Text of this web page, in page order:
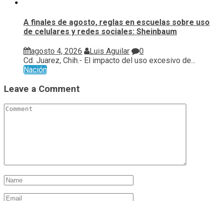
A finales de agosto, reglas en escuelas sobre uso
de celulares y redes sociales: Sheinbaum
agosto 4, 2026 Luis Aguilar
0
Cd. Juarez, Chih.- El impacto del uso excesivo de...
Nación
Leave a Comment